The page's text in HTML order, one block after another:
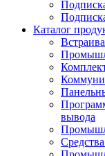
Каталог
вывода